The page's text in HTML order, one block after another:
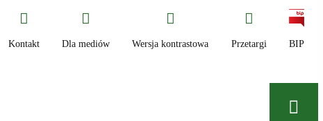
Kontakt Dla mediów Wersja kontrastowa Przetargi BIP